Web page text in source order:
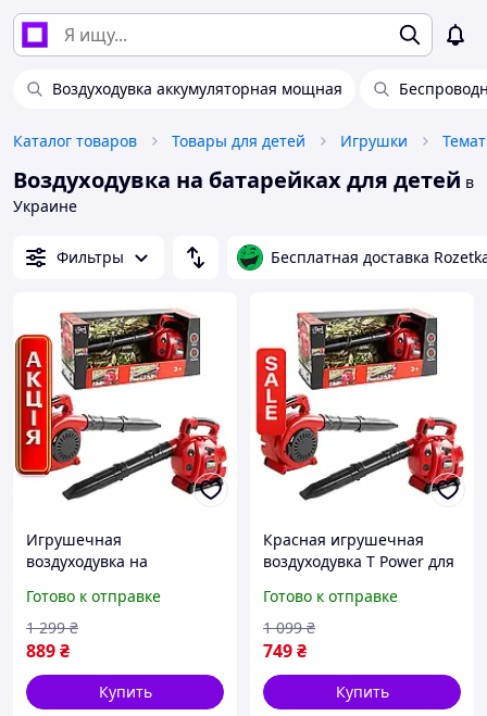
Воздуходувка аккумуляторная мощная
Каталог товаров Товары для детей Игрушки
Воздуходувка на батарейках для детей в
Украине
Фильтры Бесплатная доставка
Игрушечная
воздуходувка на
имитация садового
инструмента для детей от
3 лет T Power
Готово к отправке
889₴
1 299 ₴
Купить
Красная игрушечная
воздуходувка T Power для
на батарейках как
садовый инвентарь
Готово к отправке
749₴
1 099 ₴
Купить